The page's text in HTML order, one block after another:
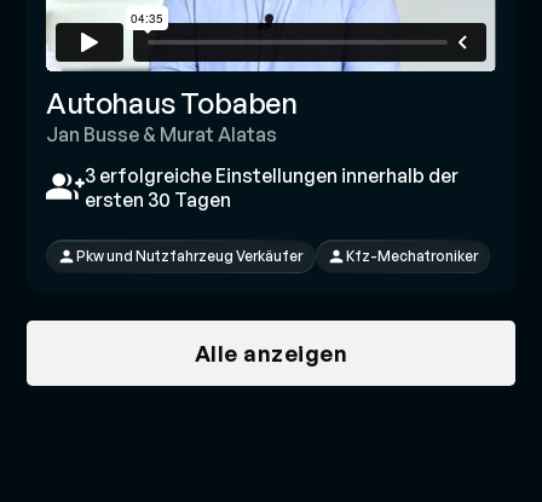
Autohaus Tobaben
Jan Busse & Murat Alatas
3 erfolgreiche Einstellungen innerhalb der
ersten 30 Tagen
Pkw und Nutzfahrzeug Verkäufer Kfz-Mechatroniker
Alle anzeigen